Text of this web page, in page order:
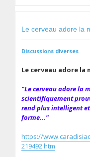
Le cerveau adore la
Discussions diverses
Le cerveau adore la
"Le cerveau adore la
scientifiquement
rend plus intelligent
forme..."
https://
219492.htm